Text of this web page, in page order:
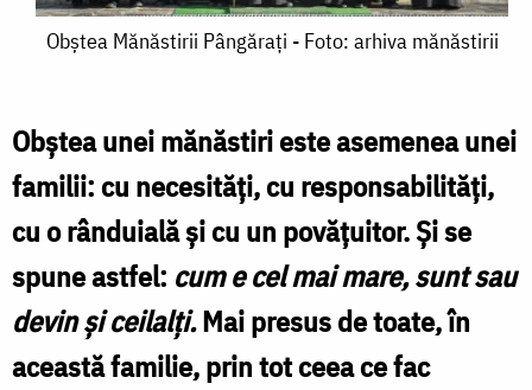
Obştea
-
Foto:
arhiva
mănăstirii
Obştea Mănăstirii Pângăraţi - Foto: arhiva mănăstirii
Obștea unei mănăstiri este asemenea unei
familii: cu necesități, cu responsabilități,
cu o rânduială și cu un povățuitor. Și se
spune astfel: cum e cel mai mare, sunt sau
devin și ceilalți.Mai presus de toate, în
această familie, prin tot ceea ce fac